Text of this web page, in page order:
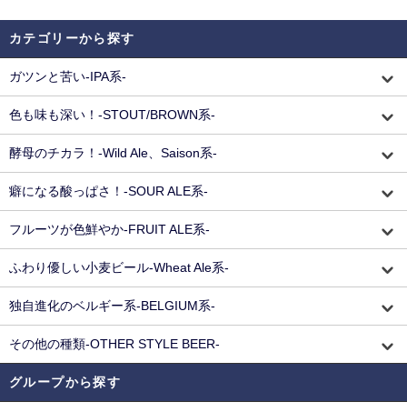
カテゴリーから探す
ガツンと苦い-IPA系-
色も味も深い！-STOUT/BROWN系-
酵母のチカラ！-Wild Ale、Saison系-
癖になる酸っぱさ！-SOUR ALE系-
フルーツが色鮮やか-FRUIT ALE系-
ふわり優しい小麦ビール-Wheat Ale系-
独自進化のベルギー系-BELGIUM系-
その他の種類-OTHER STYLE BEER-
グループから探す